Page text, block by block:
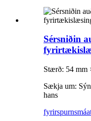
Sérsniðin
Stærð: 54 mm
Sækja um:
hans
fyrirspurn